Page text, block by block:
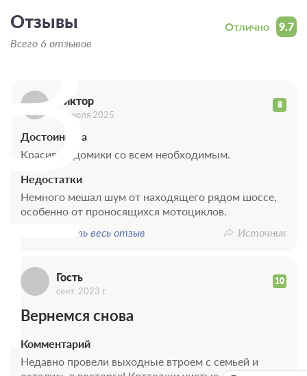
9.7
Отлично
Отзывы
Всего 6 отзывов
Виктор 8
16 июля 2025
Достоинства
Красивые домики со всем необходимым.
Недостатки
Немного мешал шум от находящего рядом шоссе,
особенно от проносящихся мотоциклов.
Показать весь отзыв
Источник
Гость 10
сент. 2023 г.
Вернемся снова
Комментарий
Недавно провели выходные втроем с семьей и